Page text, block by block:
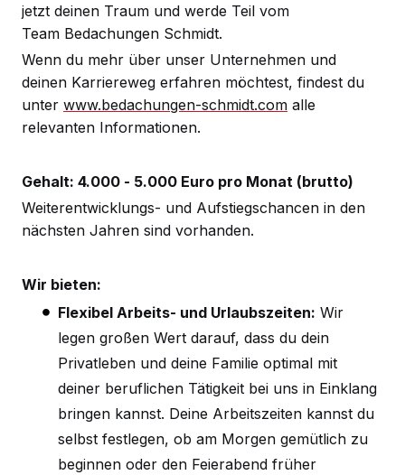
jetzt deinen Traum und werde Teil vom
Team Bedachungen Schmidt.
Wenn du mehr über unser Unternehmen und
deinen Karriereweg erfahren möchtest, findest du
unter www.bedachungen-schmidt.com alle
relevanten Informationen.
Gehalt: 4.000 - 5.000 Euro pro Monat (brutto)
Weiterentwicklungs- und Aufstiegschancen in den
nächsten Jahren sind vorhanden.
Wir bieten:
Flexibel Arbeits- und Urlaubszeiten: Wir
legen großen Wert darauf, dass du dein
Privatleben und deine Familie optimal mit
deiner beruflichen Tätigkeit bei uns in Einklang
bringen kannst. Deine Arbeitszeiten kannst du
selbst festlegen, ob am Morgen gemütlich zu
beginnen oder den Feierabend früher